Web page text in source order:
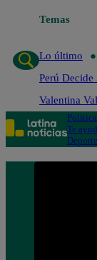
Temas
Lo último
Lo último
Perú Decide
Valentina
Política
Te